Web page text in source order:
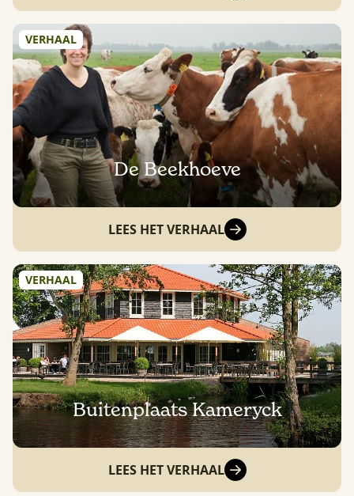
VERHAAL
De Beekhoeve
LEES HET VERHAAL
VERHAAL
Buitenplaats Kameryck
LEES HET VERHAAL